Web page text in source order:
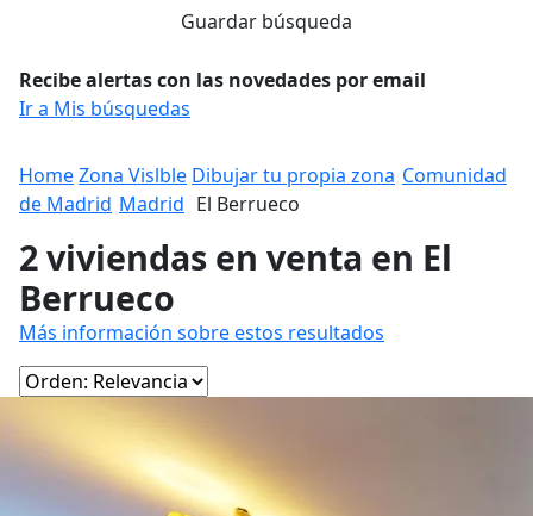
Guardar búsqueda
Recibe alertas con las novedades por email
Ir a Mis búsquedas
HomeZona Vislble Dibujar tu propia zona Comunidad
de Madrid Madrid El Berrueco
2 viviendas en venta en El
Berrueco
Más información sobre estos resultados